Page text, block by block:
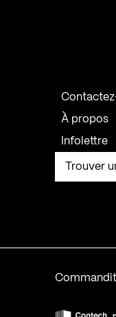
À propos
Infolettre
Trouver